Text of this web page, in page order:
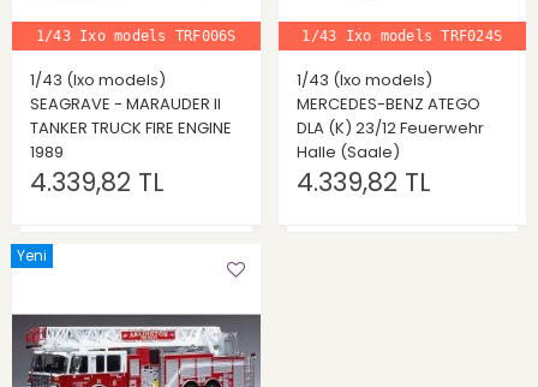
1/43 Ixo models TRF006S
1/43 (Ixo models)
SEAGRAVE - MARAUDER II
TANKER TRUCK FIRE ENGINE
1989
4.339,82 TL
1/43 Ixo models TRF024S
1/43 (Ixo models)
MERCEDES-BENZ ATEGO
DLA (K) 23/12 Feuerwehr
Halle (Saale)
4.339,82 TL
Yeni